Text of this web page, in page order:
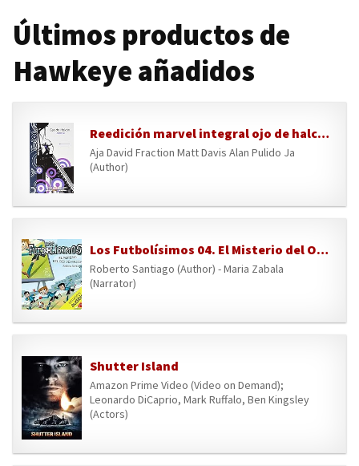
Últimos productos de
Hawkeye añadidos
Reedición marvel integral ojo de halcón de matt fraction y david aja
Aja David Fraction Matt Davis Alan Pulido Ja
(Author)
Los Futbolísimos 04. El Misterio del Ojo de Halcón (Narración en Castellano): Los Futbolisimos, Libro 04
Roberto Santiago (Author) - Maria Zabala
(Narrator)
Shutter Island
Amazon Prime Video (Video on Demand);
Leonardo DiCaprio, Mark Ruffalo, Ben Kingsley
(Actors)